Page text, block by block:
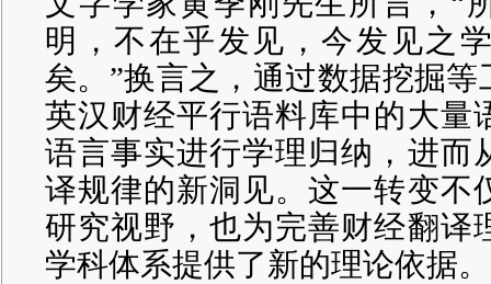
明，不在乎发见，今发见之
矣。”换言之，通过数据挖掘
英汉财经平行语料库中的大量
语言事实进行学理归纳，进而
译规律的新洞见。这一转变不
研究视野，也为完善财经翻译
学科体系提供了新的理论依据。